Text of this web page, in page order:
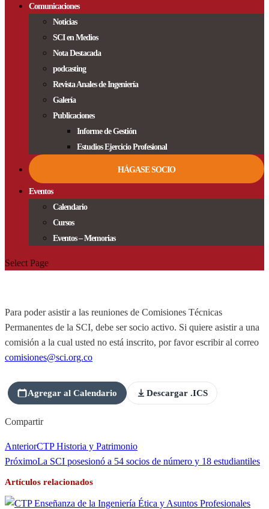
Comunicaciones
Noticias
SCI en Medios
Nota Destacada
podcasting
Revista Anales de Ingeniería
Galería
Publicaciones
Informe de Gestión
Estudios Ejercicio Profesional
HÁGASE SOCIO
Eventos
Calendario
Cursos
Eventos – Memorias
Select Page
Para poder asistir a las reuniones de Comisiones Técnicas
Permanentes de la SCI, debe ser socio activo. Si quiere asistir a una
comisión a la cual usted no está inscrito, por favor escribir al correo
comisiones@sci.org.co
Agregar al Calendario Descargar .ICS
Compartir
AnteriorCTP Historia y Patrimonio
PróximoLa SCI posesionó a 54 socios de número y 18 estudiantiles
Artículos relacionados